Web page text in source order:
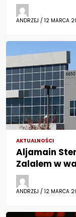
ANDRZEJ / 12 MARCA
AKTUALNOŚCI
Aljamain
Zalalem w
ANDRZEJ / 12 MARCA